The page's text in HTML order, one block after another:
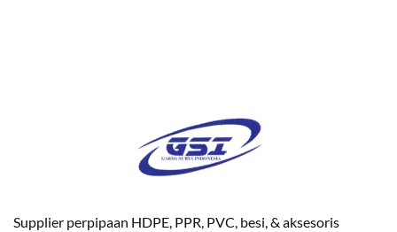
Supplier perpipaan HDPE, PPR, PVC, besi, & aksesoris